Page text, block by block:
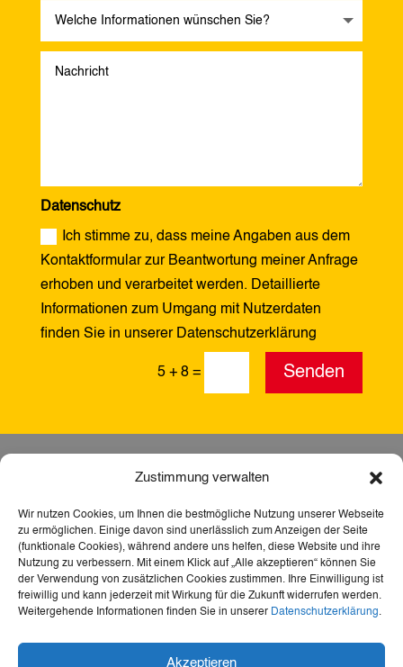
Zustimmung verwalten
Wir nutzen Cookies, um Ihnen die bestmögliche Nutzung unserer Webseite
zu ermöglichen. Einige davon sind unerlässlich zum Anzeigen der Seite
(funktionale Cookies), während andere uns helfen, diese Website und ihre
Nutzung zu verbessern. Mit einem Klick auf „Alle akzeptieren“ können Sie
der Verwendung von zusätzlichen Cookies zustimmen. Ihre Einwilligung ist
freiwillig und kann jederzeit mit Wirkung für die Zukunft widerrufen werden.
Weitergehende Informationen finden Sie in unserer Datenschutzerklärung.
Akzeptieren
Datenschutz
Ich stimme zu, dass meine Angaben aus dem
Kontaktformular zur Beantwortung meiner Anfrage
erhoben und verarbeitet werden. Detaillierte
Informationen zum Umgang mit Nutzerdaten
finden Sie in unserer Datenschutzerklärung
5 + 8 = Senden